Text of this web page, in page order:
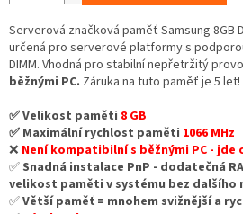
Serverová značková paměť Samsung 8GB
určená pro serverové platformy s
DIMM. Vhodná pro stabilní nepřetržitý
běžnými PC. Záruka na tuto paměť je 5 let!
✅ Velikost paměti 8 GB
✅ Maximální rychlost paměti 1066 MHz
❌ Není kompatibilní s běžnými PC -
✅Snadná instalace PnP - dodatečná
velikost paměti v systému bez dalšího
✅Větší paměť = mnohem svižnější a